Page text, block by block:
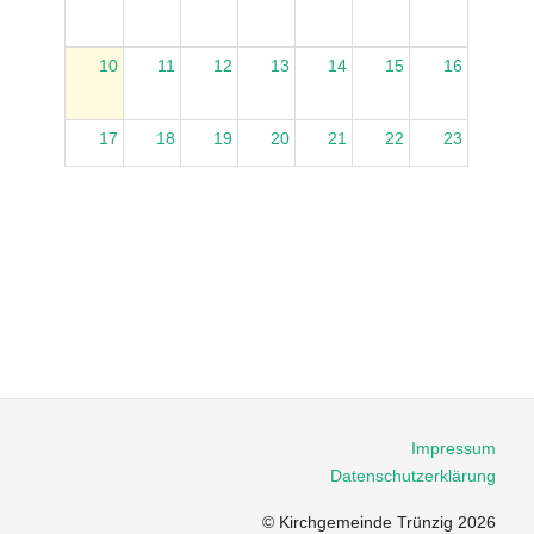
10 11 12 13 14 15 16
17 18 19 20 21 22 23
Impressum
Datenschutzerklärung
© Kirchgemeinde Trünzig 2026